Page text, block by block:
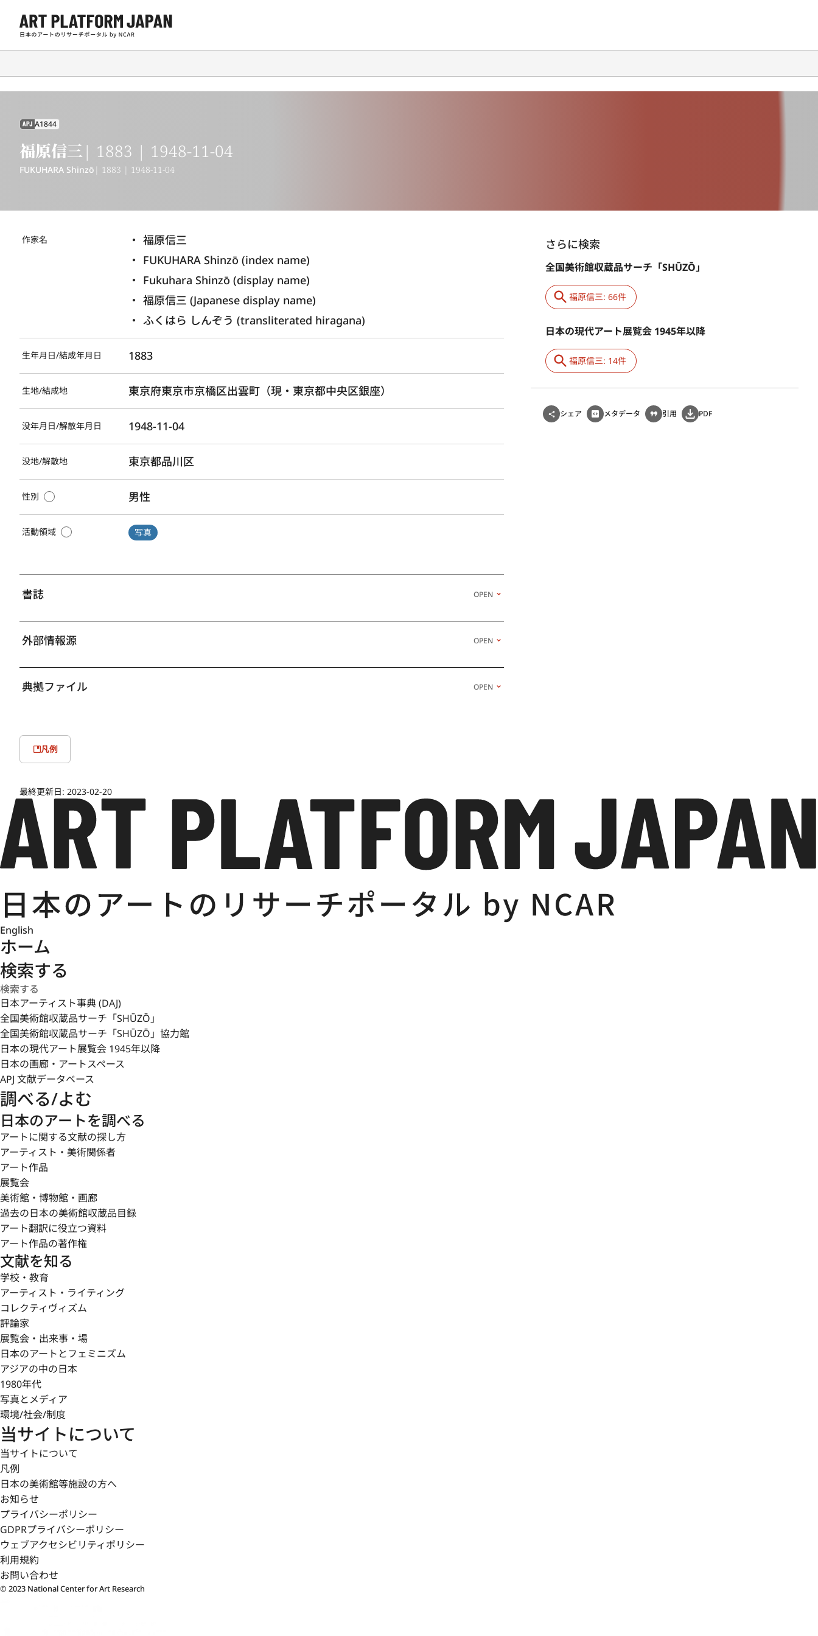
APJ A1844
福原信三 | 1883 | 1948-11-04
FUKUHARA Shinzō | 1883 | 1948-11-04
作家名
福原信三
FUKUHARA Shinzō (index name)
Fukuhara Shinzō (display name)
福原信三 (Japanese display name)
ふくはら しんぞう (transliterated hiragana)
生年月日/結成年月日 1883
生地/結成地 東京府東京市京橋区出雲町（現・東京都中央区銀座）
没年月日/解散年月日 1948-11-04
没地/解散地 東京都品川区
性別 男性
活動領域 写真
書誌 OPEN
外部情報源 OPEN
典拠ファイル OPEN
凡例
最終更新日: 2023-02-20
さらに検索
全国美術館収蔵品サーチ「SHŪZŌ」
福原信三: 66件
日本の現代アート展覧会 1945年以降
福原信三: 14件
シェア メタデータ 引用 PDF
English
ホーム
検索する
日本アーティスト事典 (DAJ)
全国美術館収蔵品サーチ「SHŪZŌ」
全国美術館収蔵品サーチ「SHŪZŌ」協力館
日本の現代アート展覧会 1945年以降
日本の画廊・アートスペース
APJ 文献データベース
調べる/よむ
日本のアートを調べる
アートに関する文献の探し方
アーティスト・美術関係者
アート作品
展覧会
美術館・博物館・画廊
過去の日本の美術館収蔵品目録
アート翻訳に役立つ資料
アート作品の著作権
文献を知る
学校・教育
アーティスト・ライティング
コレクティヴィズム
評論家
展覧会・出来事・場
日本のアートとフェミニズム
アジアの中の日本
1980年代
写真とメディア
環境/社会/制度
当サイトについて
当サイトについて
凡例
日本の美術館等施設の方へ
お知らせ
プライバシーポリシー
GDPRプライバシーポリシー
ウェブアクセシビリティポリシー
利用規約
お問い合わせ
© 2023 National Center for Art Research